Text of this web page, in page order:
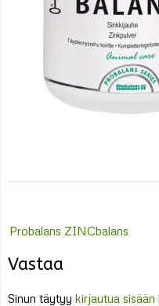
Probalans ZINCbalans
Vastaa
Sinun täytyy kirjautua sisään